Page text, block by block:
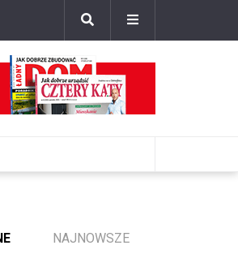
NAJNOWSZE